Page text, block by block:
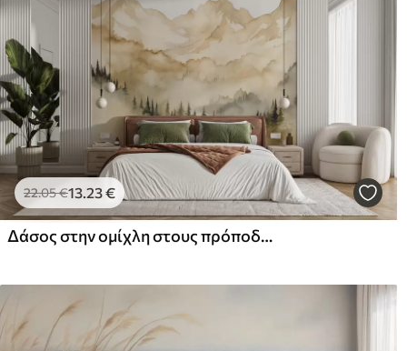
22.05€13 .23€
Δάσος στην ομίχλη στους πρόποδες των βραχωδών μπεζ βουνών ακουαρέλα εικονογράφηση